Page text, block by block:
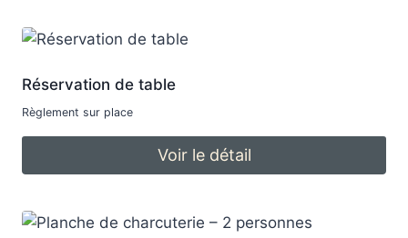
Réservation de table
Règlement sur place
Voir le détail